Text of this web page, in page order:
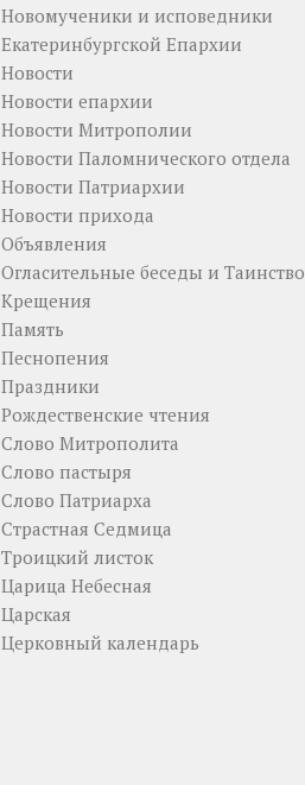
Новомученики и исповедники
Екатеринбургской Епархии
Новости
Новости епархии
Новости Митрополии
Новости Паломнического отдела
Новости Патриархии
Новости прихода
Объявления
Огласительные беседы и Таинство
Крещения
Память
Песнопения
Праздники
Рождественские чтения
Слово Митрополита
Слово пастыря
Слово Патриарха
Страстная Седмица
Троицкий листок
Царица Небесная
Царская
Церковный календарь